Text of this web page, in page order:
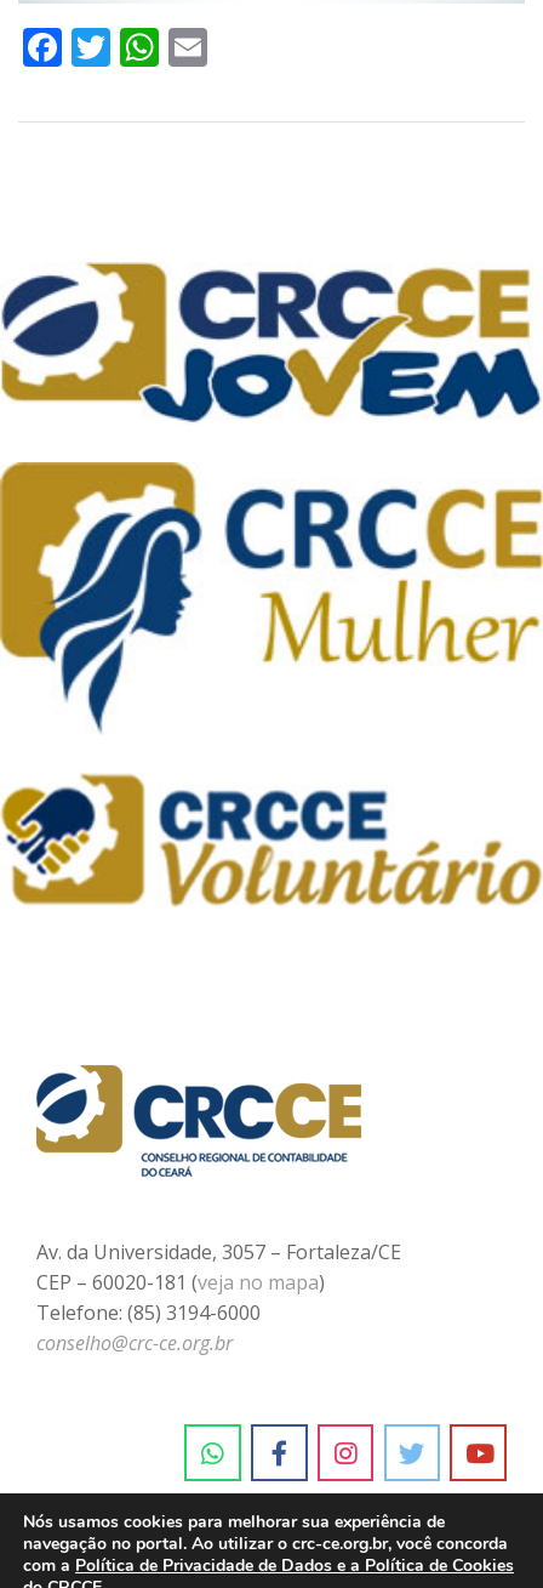
Facebook
TwitterWhatsApp
Av. da Universidade, 3057 – Fortaleza/CE
CEP – 60020-181 (veja no mapa)
Telefone: (85) 3194-6000
conselho@crc-ce.org.br
Nós usamos cookies para melhorar sua experiência de
navegação no portal. Ao utilizar o crc-ce.org.br, você concorda
com a Política de Privacidade de Dados e a Política de Cookies